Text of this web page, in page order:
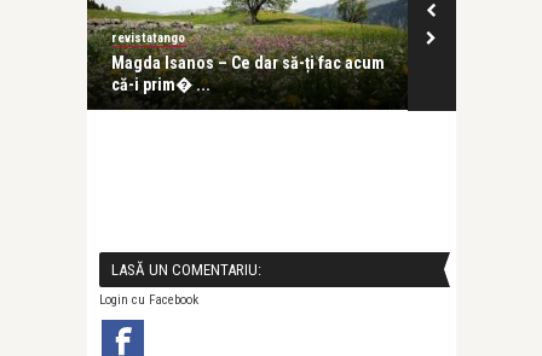
revistatango
Magda Isanos – Ce dar să-ți fac acum
că-i prim� ...
LASĂ UN COMENTARIU:
Login cu Facebook